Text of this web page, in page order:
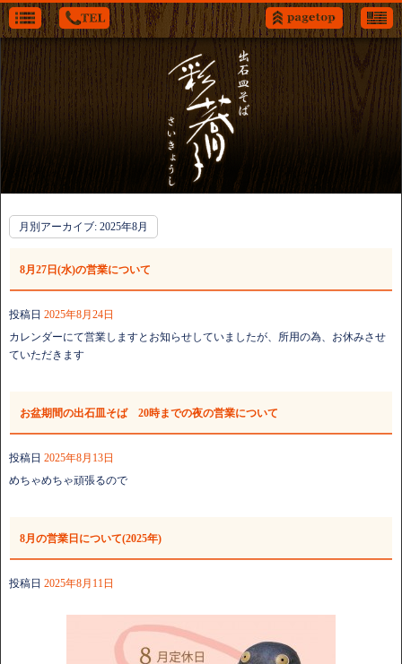
月別アーカイブ: 2025年8月
8月27日(水)の営業について
投稿日 2025年8月24日
カレンダーにて営業しますとお知らせしていましたが、所用の為、お休みさせ
ていただきます
お盆期間の出石皿そば 20時までの夜の営業について
投稿日 2025年8月13日
めちゃめちゃ頑張るので
8月の営業日について(2025年)
投稿日 2025年8月11日